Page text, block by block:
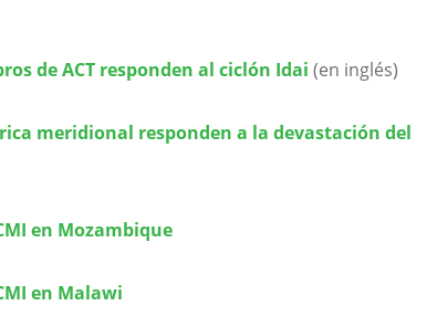
de ACT responden al ciclón Idai (en inglés)
meridional responden a la devastación del
en Mozambique
en Malawi